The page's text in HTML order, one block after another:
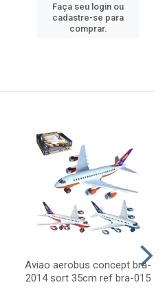
Faça seu login ou
cadastre-se para
comprar.
Aviao aerobus concept bra-
2014 sort 35cm ref bra-015